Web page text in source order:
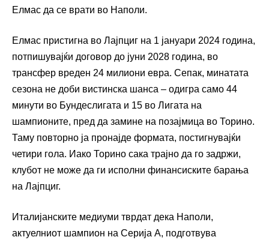
Елмас да се врати во Наполи.
Елмас пристигна во Лајпциг на 1 јануари 2024 година,
потпишувајќи договор до јуни 2028 година, во
трансфер вреден 24 милиони евра. Сепак, минатата
сезона не доби вистинска шанса – одигра само 44
минути во Бундеслигата и 15 во Лигата на
шампионите, пред да замине на позајмица во Торино.
Таму повторно ја пронајде формата, постигнувајќи
четири гола. Иако Торино сака трајно да го задржи,
клубот не може да ги исполни финансиските барања
на Лајпциг.
Италијанските медиуми тврдат дека Наполи,
актуелниот шампион на Серија А, подготвува